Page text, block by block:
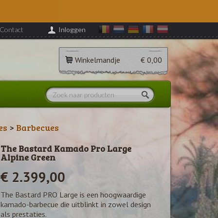
Contact Inloggen
Winkelmandje € 0,00
> Barbecues
The Bastard Kamado Pro Large
Alpine Green
€ 2.399,00
The Bastard PRO Large is een hoogwaardige
kamado-barbecue die uitblinkt in zowel design
als prestaties.